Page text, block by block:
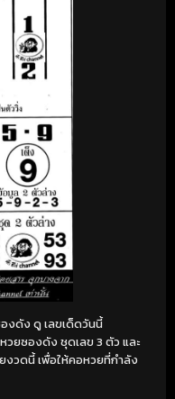
งดัง ดู เลขเด็ดวันนี้
วยซองดัง ชุดเลข 3 ตัว และ
งวดนี้ เพื่อให้คอหวยที่กำลัง